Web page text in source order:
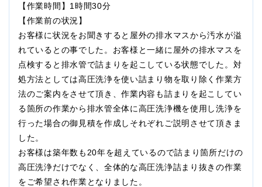
【作業時間】1時間30分
【作業前の状況】
お客様に状況をお聞きすると屋外の排水マスから汚水が溢
れているとの事でした。お客様と一緒に屋外の排水マスを
点検すると排水管で詰まりを起こしている状態でした。対
処方法としては高圧洗浄を使い詰まり物を取り除く作業方
法のご案内をさせて頂き、作業内容も詰まりを起こしてい
る箇所の作業から排水管全体に高圧洗浄機を使用し洗浄を
行った場合の御見積を作成しそれぞれご説明させて頂きま
した。
お客様は築年数も20年を超えているので詰まり箇所だけの
高圧洗浄だけでなく、全体的な高圧洗浄詰まり抜きの作業
をご希望され作業となりました。